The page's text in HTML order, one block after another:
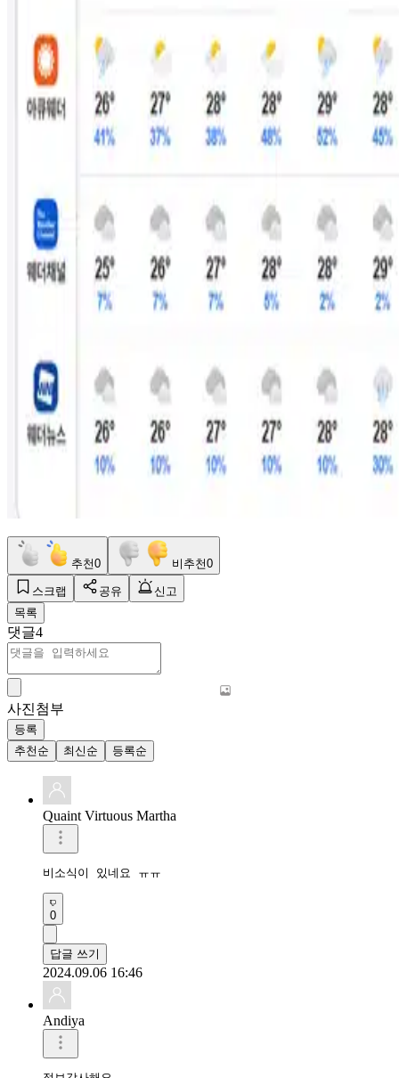
추천0 비추천0
스크랩 공유
신고
목록
댓글4
사진첨부
등록
추천순
최신순 등록순
Quaint Virtuous Martha
비소식이 있네요 ㅠㅠ
0
답글 쓰기
2024.09.06 16:46
Andiya